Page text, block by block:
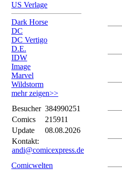
US Verlage
Dark Horse
DC
DC Vertigo
D.E.
IDW
Image
Marvel
Wildstorm
mehr zeigen>>
Besucher 384990251
Comics
215911
Update
08.08.2026
Kontakt:
andi@comicexpress.de
Comicwelten